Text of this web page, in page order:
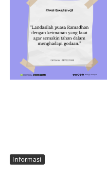
Informasi